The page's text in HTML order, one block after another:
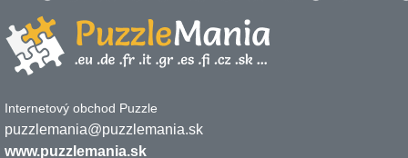
Internetový obchod Puzzle
puzzlemania@puzzlemania.sk
www.puzzlemania.sk